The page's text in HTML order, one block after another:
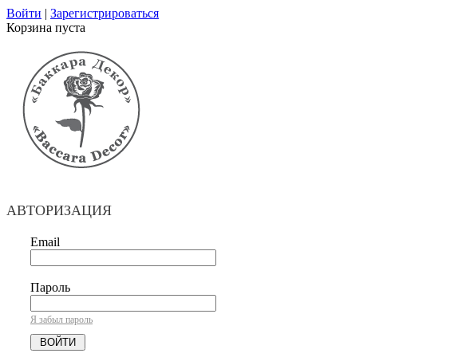
Войти | Зарегистрироваться
Корзина пуста
АВТОРИЗАЦИЯ
Email
Пароль
Я забыл пароль